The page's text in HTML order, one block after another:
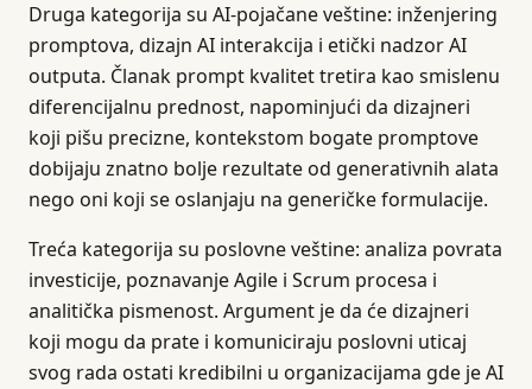
Druga kategorija su AI-pojačane veštine: inženjering
promptova, dizajn AI interakcija i etički nadzor AI
outputa. Članak prompt kvalitet tretira kao smislenu
diferencijalnu prednost, napominjući da dizajneri
koji pišu precizne, kontekstom bogate promptove
dobijaju znatno bolje rezultate od generativnih alata
nego oni koji se oslanjaju na generičke formulacije.
Treća kategorija su poslovne veštine: analiza povrata
investicije, poznavanje Agile i Scrum procesa i
analitička pismenost. Argument je da će dizajneri
koji mogu da prate i komuniciraju poslovni uticaj
svog rada ostati kredibilni u organizacijama gde je AI